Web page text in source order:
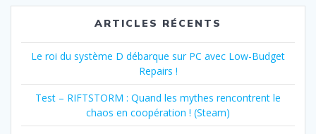
ARTICLES RÉCENTS
Le roi du système D débarque sur PC avec Low-Budget
Repairs !
Test – RIFTSTORM : Quand les mythes rencontrent le
chaos en coopération ! (Steam)